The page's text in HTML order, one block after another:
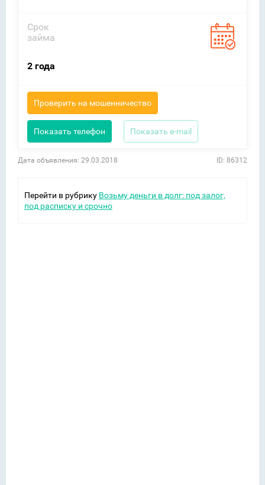
Срок
займа
2 года
Проверить на мошенничество
Показать телефон Показать e-mail
Дата объявления: 29.03.2018 ID: 86312
Перейти в рубрику Возьму деньги в долг: под залог,
под расписку и срочно